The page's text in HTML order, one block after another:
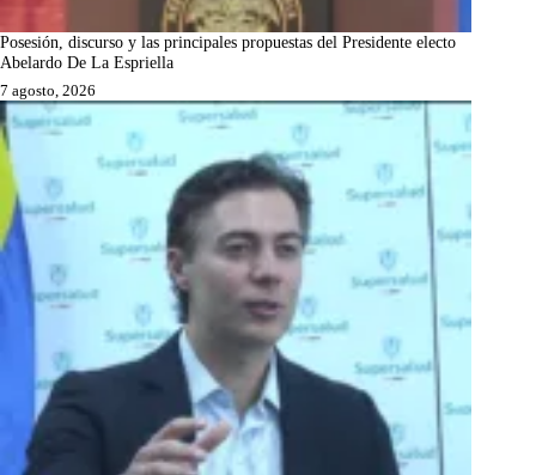
Posesión, discurso y las principales propuestas del Presidente electo
Abelardo De La Espriella
7 agosto, 2026